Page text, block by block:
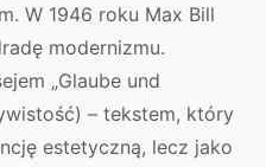
W 1946 roku Max Bill
modernizmu.
„Glaube und
– tekstem, który
estetyczną, lecz jako